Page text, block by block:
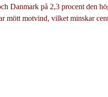
Danmark på 2,3 procent den
mött motvind, vilket minskar